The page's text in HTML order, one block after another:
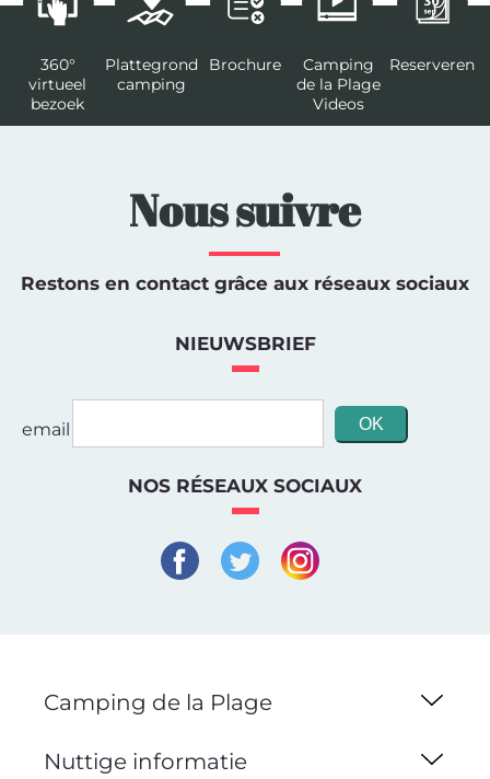
360°
virtueel
bezoek
Plattegrond
camping
Brochure
Camping
de la Plage
Videos
Reserveren
Nous suivre
Restons en contact grâce aux réseaux sociaux
NIEUWSBRIEF
email
NOS RÉSEAUX SOCIAUX
Camping de la Plage
Nuttige informatie